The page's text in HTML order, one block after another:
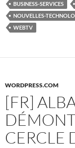
BUSINESS-SERVICES
NOUVELLES-
WEBTV
WORDPRESS.COM
[FR]
CERCLE